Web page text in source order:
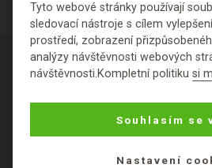
Výhody nákupu u nás
Tyto webové stránky používají
sledovací nástroje s cílem
prostředí, zobrazení
analýzy návštěvnosti webových
návštěvnosti.Kompletní politikusi
Souhlasím se
Nastavení